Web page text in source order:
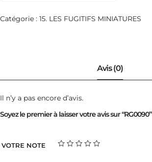
Catégorie : 15. LES FUGITIFS MINIATURES
Il n’y a pas encore d’avis.
Soyez le premier à laisser votre avis sur “RG0090”
VOTRE NOTE